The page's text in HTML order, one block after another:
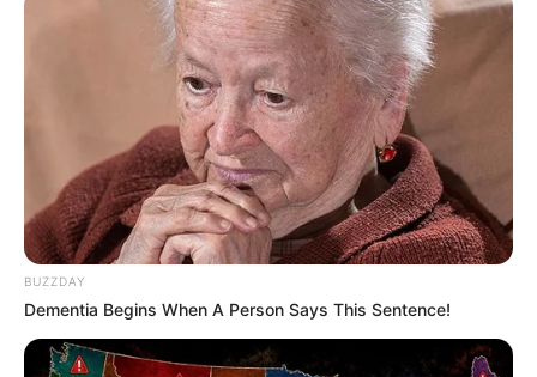
BUZZDAY
Dementia Begins When A Person Says This Sentence!